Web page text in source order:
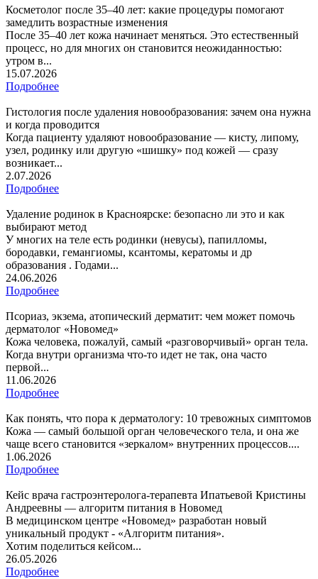
Косметолог после 35–40 лет: какие процедуры помогают
замедлить возрастные изменения
После 35–40 лет кожа начинает меняться. Это естественный
процесс, но для многих он становится неожиданностью:
утром в...
15.07.2026
Подробнее
Гистология после удаления новообразования: зачем она нужна
и когда проводится
Когда пациенту удаляют новообразование — кисту, липому,
узел, родинку или другую «шишку» под кожей — сразу
возникает...
2.07.2026
Подробнее
Удаление родинок в Красноярске: безопасно ли это и как
выбирают метод
У многих на теле есть родинки (невусы), папилломы,
бородавки, гемангиомы, ксантомы, кератомы и др
образования . Годами...
24.06.2026
Подробнее
Псориаз, экзема, атопический дерматит: чем может помочь
дерматолог «Новомед»
Кожа человека, пожалуй, самый «разговорчивый» орган тела.
Когда внутри организма что-то идет не так, она часто
первой...
11.06.2026
Подробнее
Как понять, что пора к дерматологу: 10 тревожных симптомов
Кожа — самый большой орган человеческого тела, и она же
чаще всего становится «зеркалом» внутренних процессов....
1.06.2026
Подробнее
Кейс врача гастроэнтеролога-терапевта Ипатьевой Кристины
Андреевны — алгоритм питания в Новомед
В медицинском центре «Новомед» разработан новый
уникальный продукт - «Алгоритм питания».
Хотим поделиться кейсом...
26.05.2026
Подробнее